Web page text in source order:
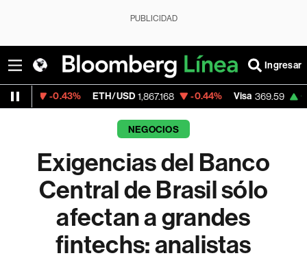
PUBLICIDAD
Ingresar
ETH/USD 1,867.168 -0.44% Visa 369.59 +1.07%
NEGOCIOS
Exigencias del Banco
Central de Brasil sólo
afectan a grandes
fintechs: analistas